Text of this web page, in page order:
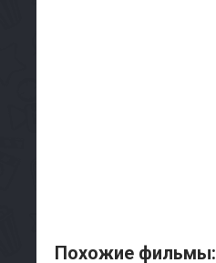
Похожие фильмы: